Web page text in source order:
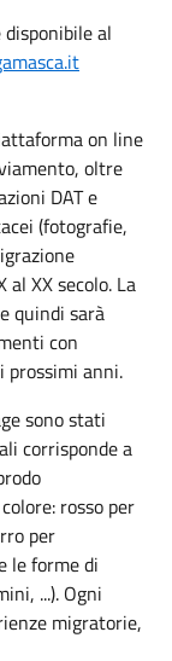
al
on line
oltre
DAT e
(fotografie,
al XX secolo. La
quindi sarà
con
prossimi anni.
sono stati
corrisponde a
rosso per
per
le forme di
...). Ogni
migratorie,